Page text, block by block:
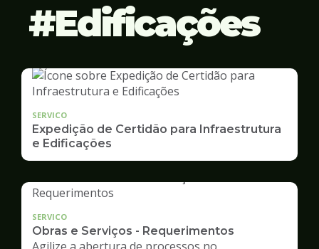
Edificações
SERVICO
Expedição de Certidão para Infraestrutura
e Edificações
SERVICO
Obras e Serviços - Requerimentos